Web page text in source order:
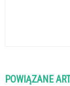
POWIĄZANE